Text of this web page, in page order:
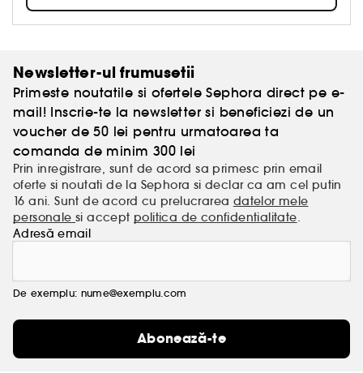
realizat cu produsele noastre!
Newsletter-ul frumusetii
Primeste noutatile si ofertele Sephora direct pe e-
mail! Inscrie-te la newsletter si beneficiezi de un
voucher de 50 lei pentru urmatoarea ta
comanda de minim 300 lei
Prin inregistrare, sunt de acord sa primesc prin email
oferte si noutati de la Sephora si declar ca am cel putin
16 ani. Sunt de acord cu prelucrarea datelor mele
personalesi accept politica de confidentialitate.
Adresă email
De exemplu: nume@exemplu.com
Abonează-te